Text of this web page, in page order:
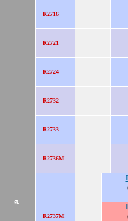
ศ.
R2716
R2721
R2724
R2732
R2733
R2736M
R2737M